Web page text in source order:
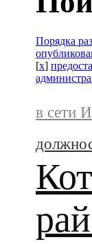
Порядка
[x]
в сети